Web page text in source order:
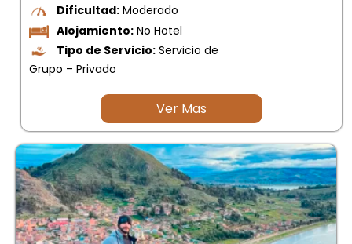
Dificultad: Moderado
Alojamiento: No Hotel
Tipo de Servicio: Servicio de
Grupo – Privado
Ver Mas